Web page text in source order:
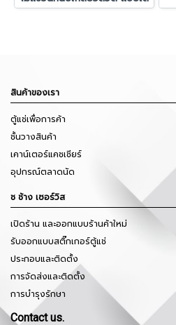
สินค้าของเรา
ตู้แช่เพื่อการค้า
ชั้นวางสินค้า
เคาน์เตอร์แคชเชียร์
อุปกรณ์ตลาดนัด
ช ช้าง เซอร์วิส
เปิดร้าน และออกแบบร้านค้าใหม่
รับออกแบบสติ๊กเกอร์ตู้แช่
ประกอบและติดตั้ง
การจัดส่งและติดตั้ง
การบำรุงรักษา
Contact us.